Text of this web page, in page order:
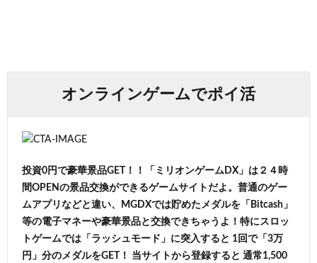
オンラインゲームでポイ活
投資0円で豪華景品GET！！「ミリオンゲームDX」は２４時
間OPENの景品交換ができるゲームサイトだよ。普通のゲー
ムアプリなどと違い、MGDXでは貯めたメダルを「Bitcash」
等の電子マネーや豪華景品と交換できちゃうよ！特にスロッ
トゲームでは「ラッシュモード」に突入すると 1回で「3万
円」分のメダルをGET！ 当サイトから登録すると 通常1,500